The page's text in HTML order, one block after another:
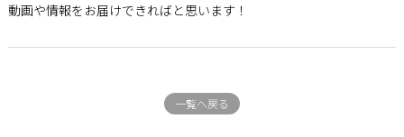
動画や情報をお届けできればと思います！
一覧へ戻る